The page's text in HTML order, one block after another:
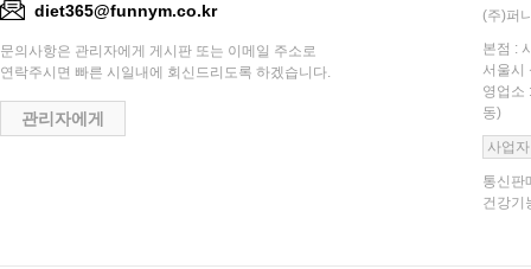
diet365@funnym.co.kr
문의사항은 관리자에게 게시판 또는 이메일 주소로
연락주시면 빠른 시일내에 회신드리도록 하겠습니다.
관리자에게
(주)퍼
본점 :
서울시
영업소
동)
사업
통신판
건강기